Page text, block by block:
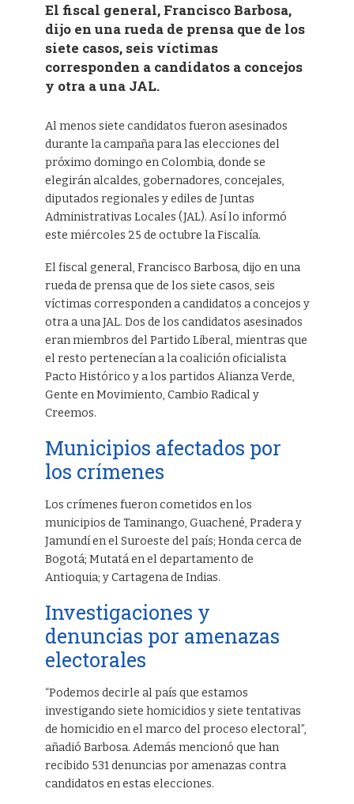
El fiscal general, Francisco Barbosa,
dijo en una rueda de prensa que de los
siete casos, seis víctimas
corresponden a candidatos a concejos
y otra a una JAL.
Al menos siete candidatos fueron asesinados
durante la campaña para las elecciones del
próximo domingo en Colombia, donde se
elegirán alcaldes, gobernadores, concejales,
diputados regionales y ediles de Juntas
Administrativas Locales (JAL). Así lo informó
este miércoles 25 de octubre la Fiscalía.
El fiscal general, Francisco Barbosa, dijo en una
rueda de prensa que de los siete casos, seis
víctimas corresponden a candidatos a concejos y
otra a una JAL. Dos de los candidatos asesinados
eran miembros del Partido Liberal, mientras que
el resto pertenecían a la coalición oficialista
Pacto Histórico y a los partidos Alianza Verde,
Gente en Movimiento, Cambio Radical y
Creemos.
Municipios afectados por
los crímenes
Los crímenes fueron cometidos en los
municipios de Taminango, Guachené, Pradera y
Jamundí en el Suroeste del país; Honda cerca de
Bogotá; Mutatá en el departamento de
Antioquia; y Cartagena de Indias.
Investigaciones y
denuncias por amenazas
electorales
“Podemos decirle al país que estamos
investigando siete homicidios y siete tentativas
de homicidio en el marco del proceso electoral”,
añadió Barbosa. Además mencionó que han
recibido 531 denuncias por amenazas contra
candidatos en estas elecciones.